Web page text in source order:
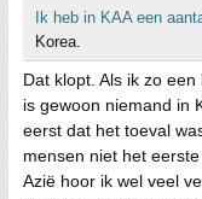
Ik heb in KAA een
Korea.
Dat klopt. Als ik zo
is gewoon niemand in
eerst dat het toeval
mensen niet het
Azië hoor ik wel veel